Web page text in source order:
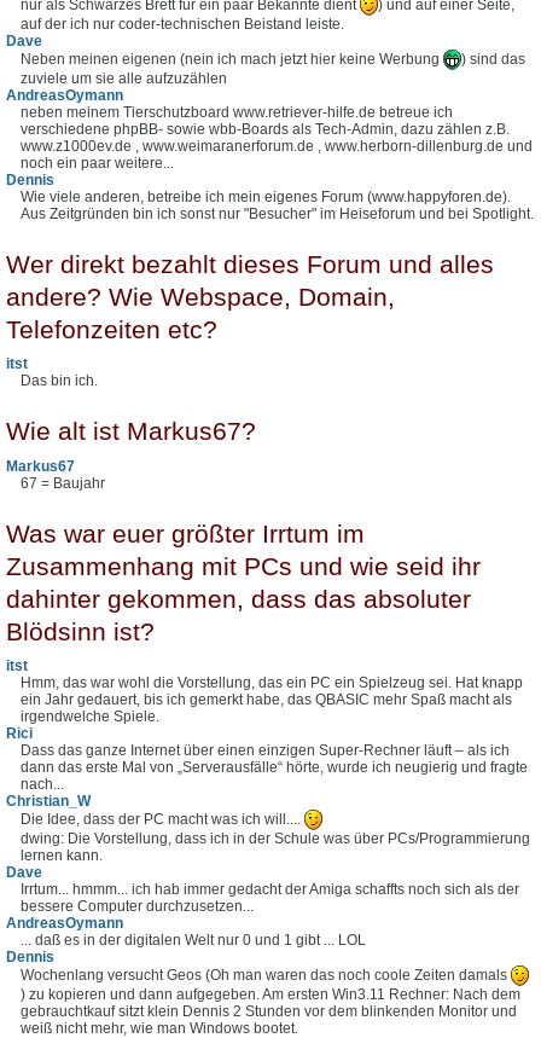
nur als Schwarzes Brett für ein paar Bekannte dient
) und auf einer Seite,
auf der ich nur coder-technischen Beistand leiste.
Dave
Neben meinen eigenen (nein ich mach jetzt hier keine Werbung
) sind das
zuviele um sie alle aufzuzählen
AndreasOymann
neben meinem Tierschutzboard www.retriever-hilfe.de betreue ich
verschiedene phpBB- sowie wbb-Boards als Tech-Admin, dazu zählen z.B.
www.z1000ev.de , www.weimaranerforum.de , www.herborn-dillenburg.de und
noch ein paar weitere...
Dennis
Wie viele anderen, betreibe ich mein eigenes Forum (www.happyforen.de).
Aus Zeitgründen bin ich sonst nur "Besucher" im Heiseforum und bei Spotlight.
Wer direkt bezahlt dieses Forum und alles
andere? Wie Webspace, Domain,
Telefonzeiten etc?
itst
Das bin ich.
Wie alt ist Markus67?
Markus67
67 = Baujahr
Was war euer größter Irrtum im
Zusammenhang mit PCs und wie seid ihr
dahinter gekommen, dass das absoluter
Blödsinn ist?
itst
Hmm, das war wohl die Vorstellung, das ein PC ein Spielzeug sei. Hat knapp
ein Jahr gedauert, bis ich gemerkt habe, das QBASIC mehr Spaß macht als
irgendwelche Spiele.
Rici
Dass das ganze Internet über einen einzigen Super-Rechner läuft – als ich
dann das erste Mal von „Serverausfälle“ hörte, wurde ich neugierig und fragte
nach...
Christian_W
Die Idee, dass der PC macht was ich will....
dwing: Die Vorstellung, dass ich in der Schule was über PCs/Programmierung
lernen kann.
Dave
Irrtum... hmmm... ich hab immer gedacht der Amiga schaffts noch sich als der
bessere Computer durchzusetzen...
AndreasOymann
... daß es in der digitalen Welt nur 0 und 1 gibt ... LOL
Dennis
Wochenlang versucht Geos (Oh man waren das noch coole Zeiten damals
) zu kopieren und dann aufgegeben. Am ersten Win3.11 Rechner: Nach dem
gebrauchtkauf sitzt klein Dennis 2 Stunden vor dem blinkenden Monitor und
weiß nicht mehr, wie man Windows bootet.